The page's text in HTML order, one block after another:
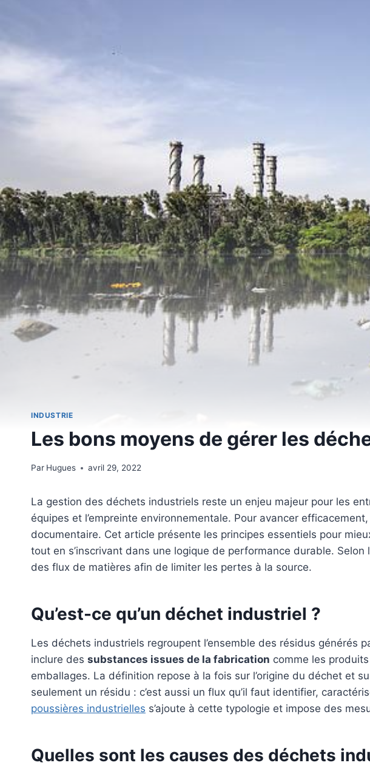
INDUSTRIE
Les bons moyens de gérer les
Par Hugues avril 29, 2022
La gestion des déchets industriels reste un enjeu majeur pour les
équipes et l’empreinte environnementale. Pour avancer
documentaire. Cet article présente les principes essentiels pour
tout en s’inscrivant dans une logique de performance durable.
des flux de matières afin de limiter les pertes à la source.
Qu’est-ce qu’un déchet industriel ?
Les déchets industriels regroupent l’ensemble des résidus
inclure des substances issues de la fabrication comme les
emballages. La définition repose à la fois sur l’origine du déchet et
seulement un résidu : c’est aussi un flux qu’il faut identifier,
poussières industrielles s’ajoute à cette typologie et impose des
Quelles sont les causes des déchets